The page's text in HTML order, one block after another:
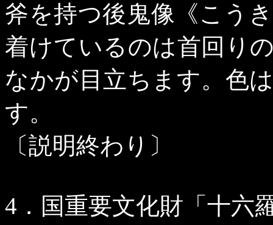
斧を持つ後鬼像《こう
着けているのは首回り
なかが目立ちます。色
す。
〔説明終わり〕
4 ．国重要文化財「十六